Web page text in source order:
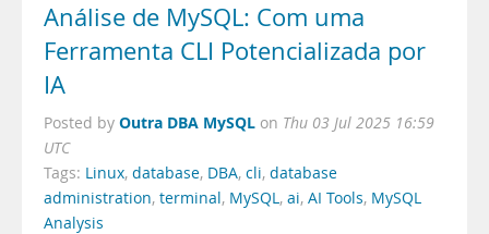
Análise de MySQL: Com uma
Ferramenta CLI Potencializada por
IA
Posted by Outra DBA MySQL on Thu 03 Jul 2025 16:59
UTC
Tags: Linux, database, DBA, cli, database
administration, terminal, MySQL, ai, AI Tools, MySQL
Analysis